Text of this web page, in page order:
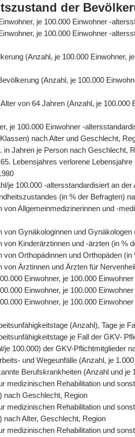
der
je 100.000 Einwohner -
je 100.000 Einwohner -
(Anzahl, je 100.000
(Anzahl, je 100.000
von 64 Jahren (Anzahl, je
je 100.000 Einwohner -
nach Alter und Geschlecht,
Jahren je Person nach Geschlecht,
Lebensjahres verlorene
je 100.000 -altersstandardisiert an
(in % der Befragten)
Allgemeinmedizinerinnen und -
Gynäkologinnen und
Kinderärztinnen und -ärzten (in
Orthopädinnen und Orthopäden
Ärztinnen und Ärzten für
Einwohner, je 100.000
Einwohner, je 100.000
Einwohner, je 100.000
(Anzahl), Tage
je Fall der GKV-
je 100.000) der GKV-Pflichtmitglieder
und Wegeunfälle (Anzahl, je
Berufskrankheiten (Anzahl und
medizinischen Rehabilitation und
nach Geschlecht, Region
medizinischen Rehabilitation und
nach Alter, Geschlecht, Region
medizinischen Rehabilitation und